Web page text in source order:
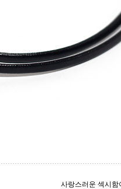
사랑스러운 섹시